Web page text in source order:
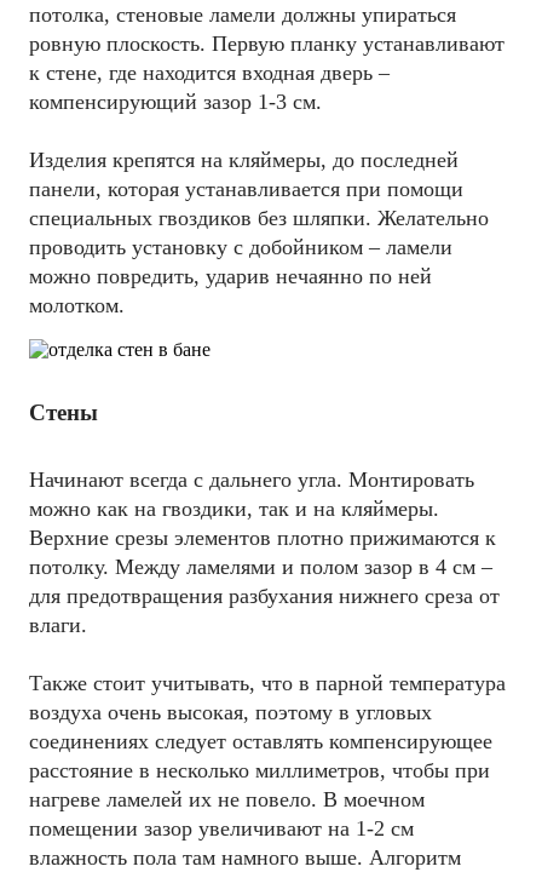
потолка, стеновые ламели должны упираться
ровную плоскость. Первую планку устанавливают
к стене, где находится входная дверь –
компенсирующий зазор 1-3 см.
Изделия крепятся на кляймеры, до последней
панели, которая устанавливается при помощи
специальных гвоздиков без шляпки. Желательно
проводить установку с добойником – ламели
можно повредить, ударив нечаянно по ней
молотком.
Стены
Начинают всегда с дальнего угла. Монтировать
можно как на гвоздики, так и на кляймеры.
Верхние срезы элементов плотно прижимаются к
потолку. Между ламелями и полом зазор в 4 см –
для предотвращения разбухания нижнего среза от
влаги.
Также стоит учитывать, что в парной температура
воздуха очень высокая, поэтому в угловых
соединениях следует оставлять компенсирующее
расстояние в несколько миллиметров, чтобы при
нагреве ламелей их не повело. В моечном
помещении зазор увеличивают на 1-2 см
влажность пола там намного выше. Алгоритм